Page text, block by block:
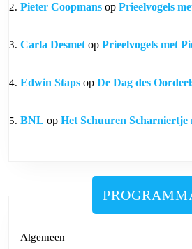
Pieter Coopmans op Prieelvogels
Carla Desmet op Prieelvogels met
Edwin Staps op De Dag des
BNL op Het Schuuren Scharniertje
Algemeen